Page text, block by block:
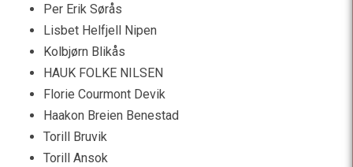
Per Erik Sørås
Lisbet Helfjell Nipen
Kolbjørn Blikås
HAUK FOLKE NILSEN
Florie Courmont Devik
Haakon Breien Benestad
Torill Bruvik
Torill Ansok